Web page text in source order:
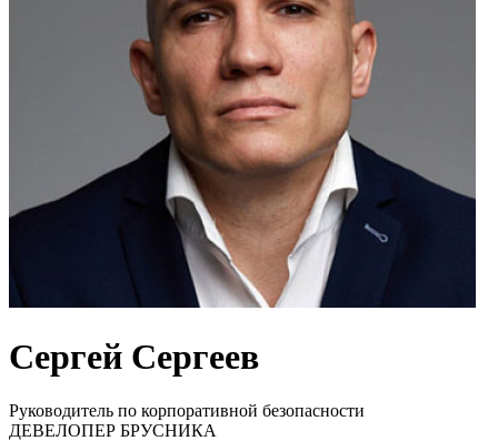
Сергей Сергеев
Руководитель по корпоративной безопасности
ДЕВЕЛОПЕР БРУСНИКА